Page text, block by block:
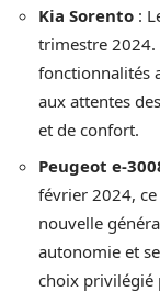
Kia Sorento :
trimestre 2024.
fonctionnalités
aux attentes
et de confort.
Peugeot e-
février 2024,
nouvelle
autonomie et
choix privilégié